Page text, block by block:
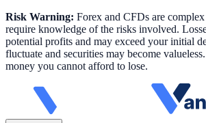
Risk Warning: Forex and CFDs are
require knowledge of the risks involved.
potential profits and may exceed your initial
fluctuate and securities may become
money you cannot afford to lose.